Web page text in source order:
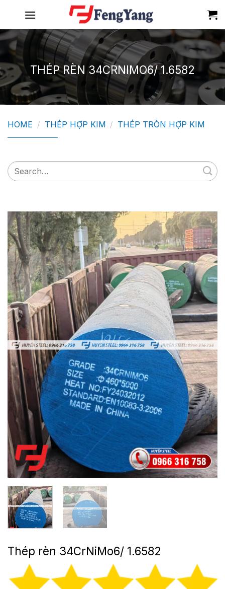
content
THÉP RÈN 34CRNIMO6/ 1.6582
HOME / THÉP HỢP KIM / THÉP TRÒN HỢP KIM
Search
for:
Thép rèn 34CrNiMo6/ 1.6582